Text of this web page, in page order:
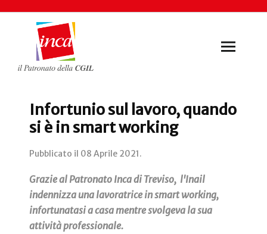
Infortunio sul lavoro, quando
si è in smart working
Pubblicato il 08 Aprile 2021.
Grazie al Patronato Inca di Treviso, l'Inail
indennizza una lavoratrice in smart working,
infortunatasi a casa mentre svolgeva la sua
attività professionale.